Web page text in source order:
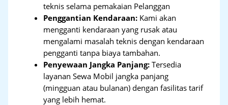
teknis selama pemakaian Pelanggan
Penggantian Kendaraan: Kami akan
mengganti kendaraan yang rusak atau
mengalami masalah teknis dengan kendaraan
pengganti tanpa biaya tambahan.
Penyewaan Jangka Panjang: Tersedia
layanan Sewa Mobil jangka panjang
(mingguan atau bulanan) dengan fasilitas tarif
yang lebih hemat.